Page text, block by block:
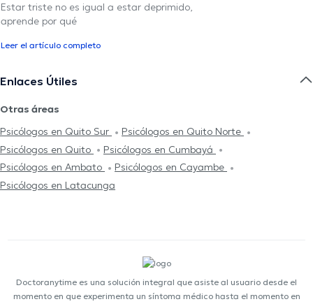
Estar triste no es igual a estar deprimido,
aprende por qué
Leer el artículo completo
Enlaces Útiles
Otras áreas
Psicólogos en Quito Sur
Psicólogos en Quito Norte
Psicólogos en Quito
Psicólogos en Cumbayá
Psicólogos en Ambato
Psicólogos en Cayambe
Psicólogos en Latacunga
Doctoranytime es una solución integral que asiste al usuario desde el
momento en que experimenta un síntoma médico hasta el momento en